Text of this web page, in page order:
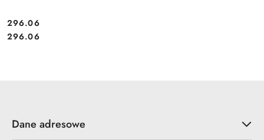
Cena:
296.06
Cena:
296.06
Dane adresowe